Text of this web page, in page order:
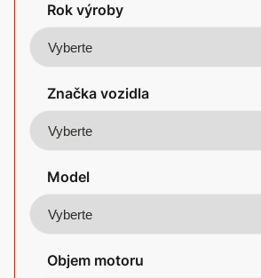
Rok výroby
Značka vozidla
Model
Objem motoru